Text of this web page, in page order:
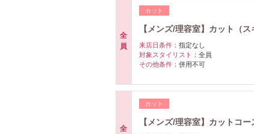
全
員
カット
【メンズ/理容室】カット（
来店日条件： 指定なし
対象スタイリスト： 全員
その他条件： 併用不可
全
カット
【メンズ/理容室】カットコ